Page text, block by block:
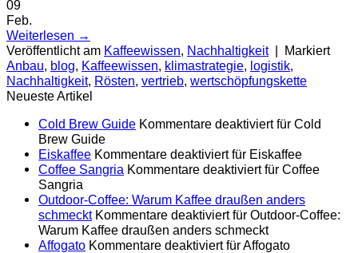
09
Feb.
Weiterlesen →
Veröffentlicht am Kaffeewissen, Nachhaltigkeit | Markiert
Anbau, blog, Kaffeewissen, klimastrategie, logistik,
Nachhaltigkeit, Rösten, vertrieb, wertschöpfungskette
Neueste Artikel
Cold Brew Guide Kommentare deaktiviertfür Cold
Brew Guide
Eiskaffee Kommentare deaktiviertfür Eiskaffee
Coffee Sangria Kommentare deaktiviertfür Coffee
Sangria
Outdoor-Coffee: Warum Kaffee draußen anders
schmeckt Kommentare deaktiviertfür Outdoor-Coffee:
Warum Kaffee draußen anders schmeckt
Affogato Kommentare deaktiviertfür Affogato